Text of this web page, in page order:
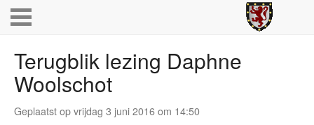
Terugblik lezing Daphne
Woolschot
Geplaatst op vrijdag 3 juni 2016 om 14:50